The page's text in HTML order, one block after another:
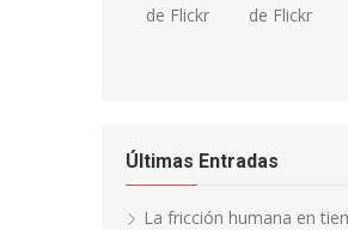
Últimas Entradas
La fricción humana en